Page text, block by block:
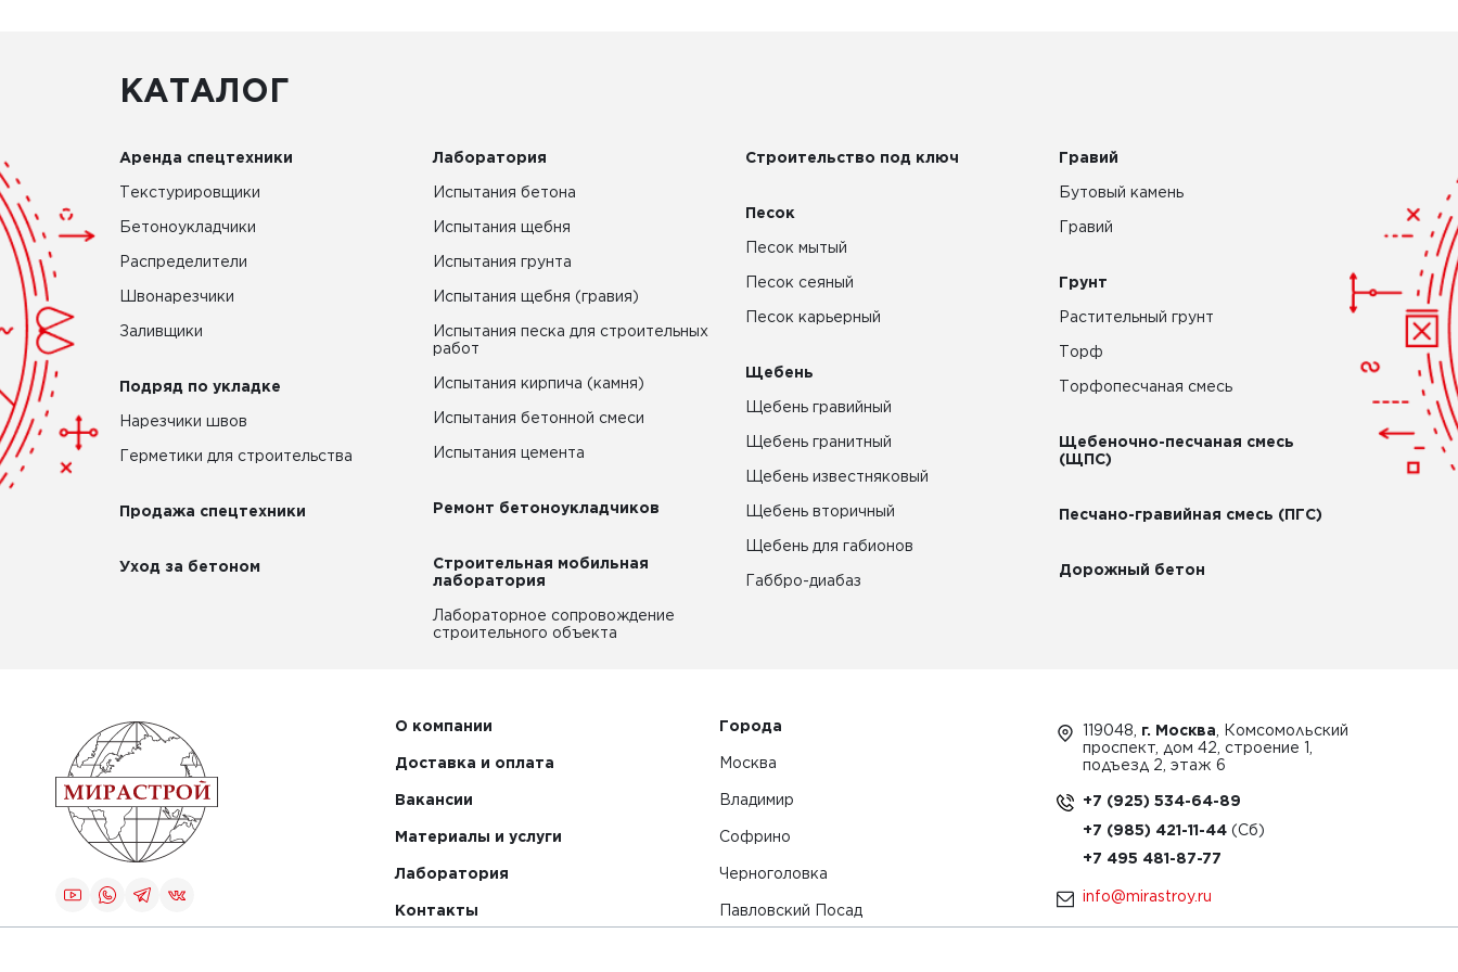
КАТАЛОГ
Аренда спецтехники
Текстурировщики
Бетоноукладчики
Распределители
Швонарезчики
Заливщики
Подряд по укладке
Нарезчики швов
Герметики для строительства
Продажа спецтехники
Уход за бетоном
Лаборатория
Испытания бетона
Испытания щебня
Испытания грунта
Испытания щебня (гравия)
Испытания песка для строительных
работ
Испытания кирпича (камня)
Испытания бетонной смеси
Испытания цемента
Ремонт бетоноукладчиков
Строительная мобильная
лаборатория
Лабораторное сопровождение
строительного объекта
Строительство под ключ
Песок
Песок мытый
Песок сеяный
Песок карьерный
Щебень
Щебень гравийный
Щебень гранитный
Щебень известняковый
Щебень вторичный
Щебень для габионов
Габбро-диабаз
Гравий
Бутовый камень
Гравий
Грунт
Растительный грунт
Торф
Торфопесчаная смесь
Щебеночно-песчаная смесь
(ЩПС)
Песчано-гравийная смесь (ПГС)
Дорожный бетон
О компании
Доставка и оплата
Вакансии
Материалы и услуги
Лаборатория
Контакты
Города
Москва
Владимир
Софрино
Черноголовка
Павловский Посад
119048, г. Москва , Комсомольский
проспект, дом 42, строение 1,
подъезд 2, этаж 6
+7 (925) 534-64-89
+7 (985) 421-11-44
+7 495 481-87-77
info@mirastroy.ru